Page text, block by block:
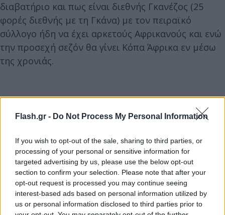
Flash.gr - Do Not Process My Personal Information
If you wish to opt-out of the sale, sharing to third parties, or
processing of your personal or sensitive information for
targeted advertising by us, please use the below opt-out
section to confirm your selection. Please note that after your
opt-out request is processed you may continue seeing
interest-based ads based on personal information utilized by
us or personal information disclosed to third parties prior to
διαβατήριο και πως είναι διεθνής Γκανέζος (25
φορές διεθνής με τη Γκάνα) με τον πειραϊκό
σύλλογο ήδη να έχει αρκετούς Αφρικανούς και ενώ
την προσεχή σεζόν θα γίνει Κόπα Άφρικα εν μέσω
της χρονιάς.